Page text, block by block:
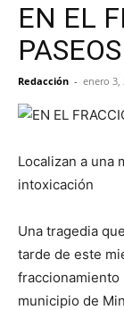
EN EL
Redacción - enero 3,
Localizan a una
intoxicación
Una tragedia
tarde de este
fraccionamiento
municipio de